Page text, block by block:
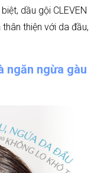
dầu gội CLEVEN
thiện với da đầu,
ngăn ngừa gàu